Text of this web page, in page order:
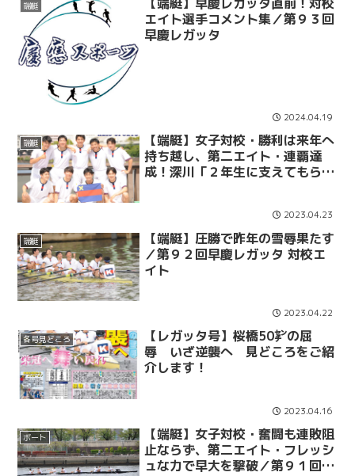
端艇
エイト選手コメント集／第９３回
早慶レガッタ
2024.04.19
端艇
【端艇】女子対校・勝利は来年へ
持ち越し、第二エイト・連覇達
成！深川「２年生に支えてもらっ
2023.04.23
端艇
【端艇】圧勝で昨年の雪辱果たす
／第９２回早慶レガッタ 対校エ
イト
2023.04.22
各号見どころ
【レガッタ号】桜橋50㌢の屈
辱 いざ逆襲へ 見どころをご紹
介します！
2023.04.16
ボート
【端艇】女子対校・奮闘も連敗阻
止ならず、第二エイト・フレッシ
ュな力で早大を撃破／第９１回早